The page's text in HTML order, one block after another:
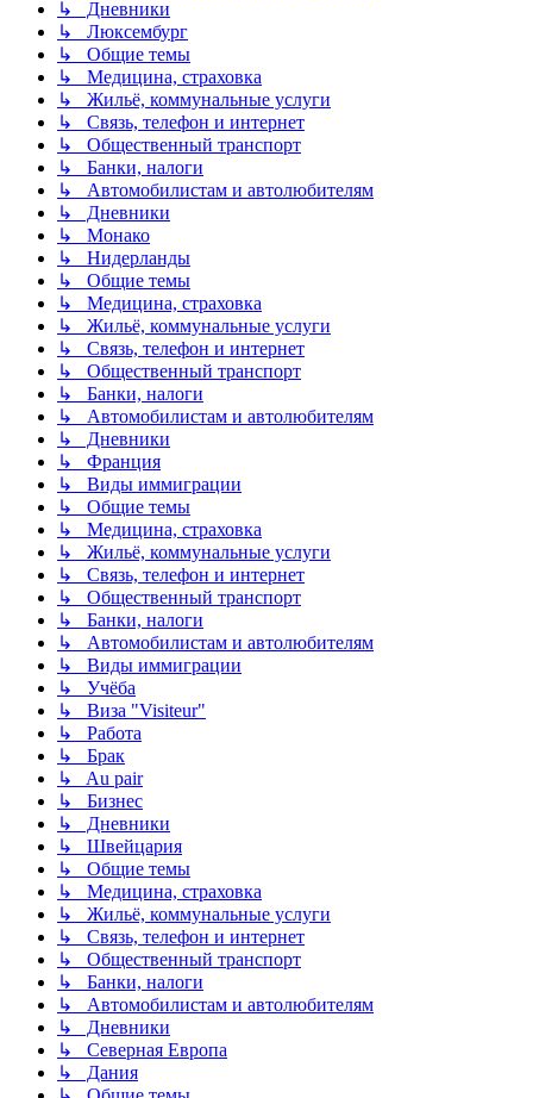
↳ Дневники
↳ Люксембург
↳ Общие темы
↳ Медицина, страховка
↳ Жильё, коммунальные услуги
↳ Связь, телефон и интернет
↳ Общественный транспорт
↳ Банки, налоги
↳ Автомобилистам и автолюбителям
↳ Дневники
↳ Монако
↳ Нидерланды
↳ Общие темы
↳ Медицина, страховка
↳ Жильё, коммунальные услуги
↳ Связь, телефон и интернет
↳ Общественный транспорт
↳ Банки, налоги
↳ Автомобилистам и автолюбителям
↳ Дневники
↳ Франция
↳ Виды иммиграции
↳ Общие темы
↳ Медицина, страховка
↳ Жильё, коммунальные услуги
↳ Связь, телефон и интернет
↳ Общественный транспорт
↳ Банки, налоги
↳ Автомобилистам и автолюбителям
↳ Виды иммиграции
↳ Учёба
↳ Виза "Visiteur"
↳ Работа
↳ Брак
↳ Au pair
↳ Бизнес
↳ Дневники
↳ Швейцария
↳ Общие темы
↳ Медицина, страховка
↳ Жильё, коммунальные услуги
↳ Связь, телефон и интернет
↳ Общественный транспорт
↳ Банки, налоги
↳ Автомобилистам и автолюбителям
↳ Дневники
↳ Северная Европа
↳ Дания